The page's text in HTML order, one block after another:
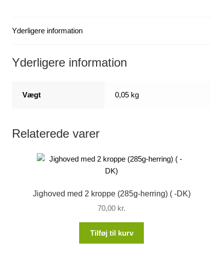
Yderligere information
Yderligere information
Vægt 0,05 kg
Relaterede varer
Jighoved med 2 kroppe (285g-herring) ( -DK)
70,00 kr.
Tilføj til kurv